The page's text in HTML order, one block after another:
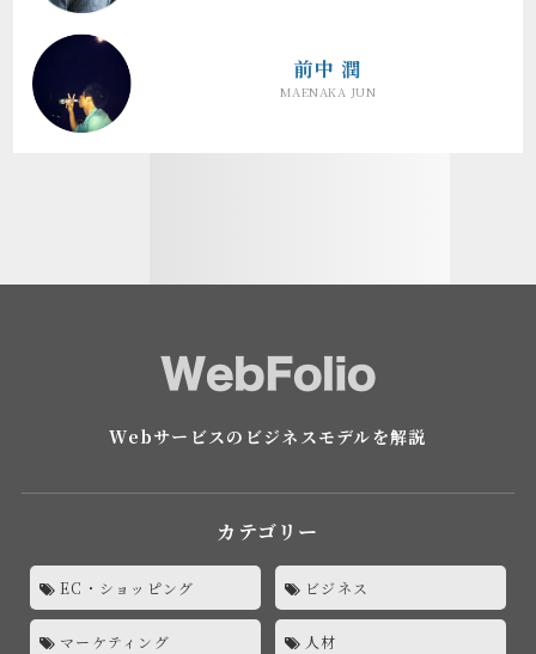
前中 潤
MAENAKA JUN
Webサービスのビジネスモデルを解説
カテゴリー
EC・ショッピング ビジネス
マーケティング 人材